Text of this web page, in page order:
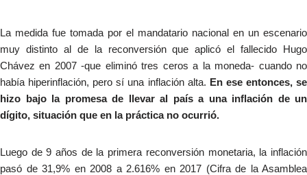
La medida fue tomada por el mandatario nacional en un escenario
muy distinto al de la reconversión que aplicó el fallecido Hugo
Chávez en 2007 -que eliminó tres ceros a la moneda- cuando no
había hiperinflación, pero sí una inflación alta. En ese entonces, se
hizo bajo la promesa de llevar al país a una inflación de un
dígito, situación que en la práctica no ocurrió.
Luego de 9 años de la primera reconversión monetaria, la inflación
pasó de 31,9% en 2008 a 2.616% en 2017 (Cifra de la Asamblea